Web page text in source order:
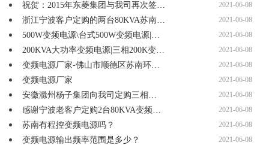
祝贺：2015年东菱集团与我司再次签… 2021-06-08
浙江宁波客户定购的两台80KVA苏南… 2021-06-08
500W变频电源\台式500W变频电源|… 2021-06-08
200KVA大功率变频电源|三相200K变… 2021-06-08
变频电源厂家-佛山市顺德区苏南环… 2021-06-08
变频电源厂家 2021-06-08
安徽滁州杨子集团向我司定购三相… 2021-06-08
感谢宁波老客户定购2台80KVA变频… 2021-06-08
苏南有程控变频电源吗？ 2021-06-08
变频电源输出频率范围是多少？ 2021-06-08